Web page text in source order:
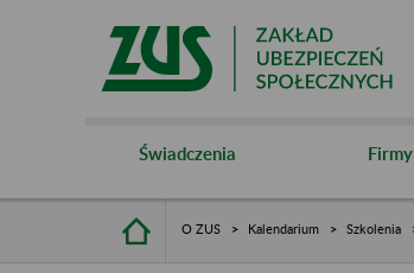
Świadczenia Firmy
O ZUS Kalendarium Szkolenia